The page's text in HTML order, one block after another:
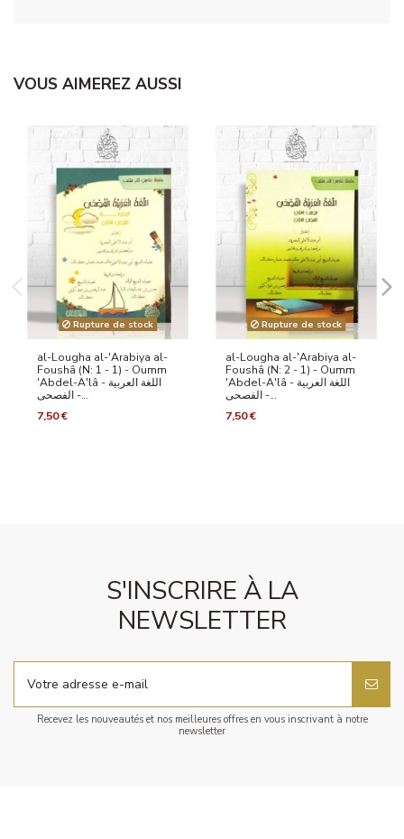
VOUS AIMEREZ AUSSI
Rupture de stock
al-Lougha al-'Arabiya al-
Foushâ (N: 1 - 1) - Oumm
'Abdel-A'lâ - اللغة العربية
الفصحى -...
7,50 €
Rupture de stock
al-Lougha al-'Arabiya al-
Foushâ (N: 2 - 1) - Oumm
'Abdel-A'lâ - اللغة العربية
الفصحى -...
7,50 €
S'INSCRIRE À LA
NEWSLETTER
Recevez les nouveautés et nos meilleures offres en vous inscrivant à notre
newsletter